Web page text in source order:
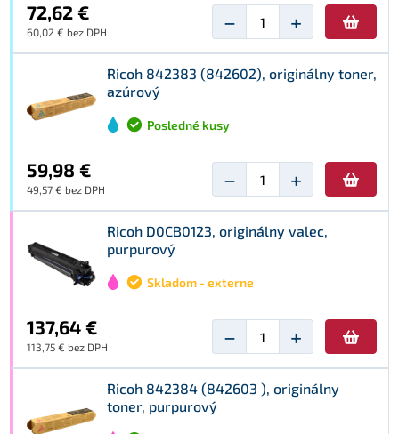
72,62 €
60,02 € bez DPH − +
Ricoh 842383 (842602), originálny toner,
azúrový
Posledné kusy
59,98 €
49,57 € bez DPH − +
Ricoh D0CB0123, originálny valec,
purpurový
Skladom - externe
137,64 €
113,75 € bez DPH − +
Ricoh 842384 (842603 ), originálny
toner, purpurový